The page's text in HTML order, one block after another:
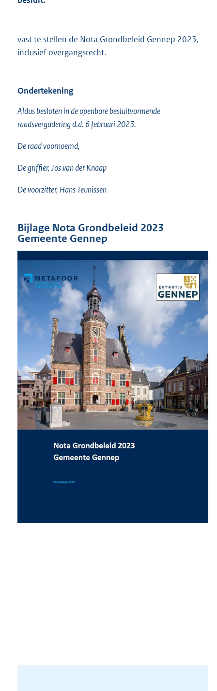
vast te stellen de Nota Grondbeleid Gennep 2023,
inclusief overgangsrecht.
Ondertekening
Aldus besloten in de openbare besluitvormende
raadsvergadering d.d. 6 februari 2023.
De raad voornoemd,
De griffier, Jos van der Knaap
De voorzitter, Hans Teunissen
Bijlage Nota Grondbeleid 2023
Gemeente Gennep